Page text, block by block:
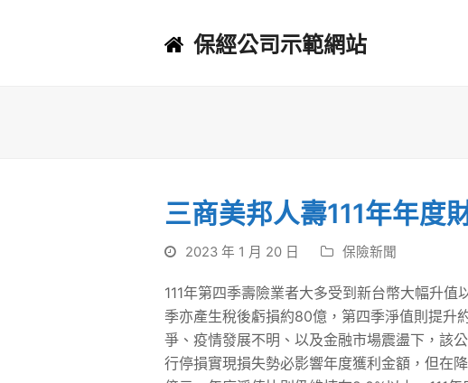
保經公司示範網站
三商美邦人壽111年年度
2023 年 1 月 20 日 保險新聞
111年第四季壽險業者大多受到新台幣大幅升
季亦產生稅後虧損約80億，第四季淨值則提升
爭、疫情發展不明、以及金融市場震盪下，該
行停損實現損失勢必影響年度獲利金額，但在